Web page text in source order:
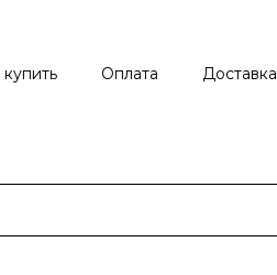
купить Оплата Доставка